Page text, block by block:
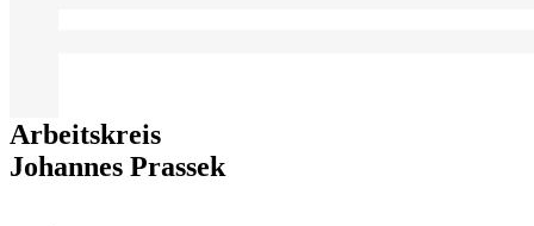
Arbeitskreis
Johannes Prassek